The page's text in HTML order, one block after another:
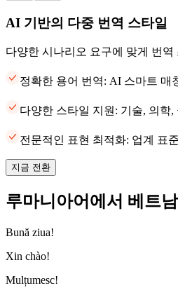
AI 기반의 다중 번역 스타일
다양한 시나리오 요구에 맞게 번역
정확한 용어 번역: AI 스마트 매
다양한 스타일 지원: 기술, 의학
전문적인 표현 최적화: 업계 표
지금 전환
루마니아어에서 베트
Bună ziua!
Xin chào!
Mulțumesc!